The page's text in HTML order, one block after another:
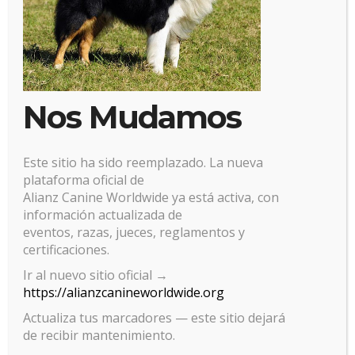
Gestionar el consentimiento
de las cookies
Para ofrecer las mejores experiencias, utilizamos tecnologías como las
cookies para almacenar y/o acceder a la información del dispositivo. El
Nos Mudamos
Este sitio ha sido reemplazado. La nueva
plataforma oficial de
Alianz Canine Worldwide ya está activa, con
información actualizada de
eventos, razas, jueces, reglamentos y
certificaciones.
Ir al nuevo sitio oficial →
https://alianzcanineworldwide.org
Actualiza tus marcadores — este sitio dejará
de recibir mantenimiento.